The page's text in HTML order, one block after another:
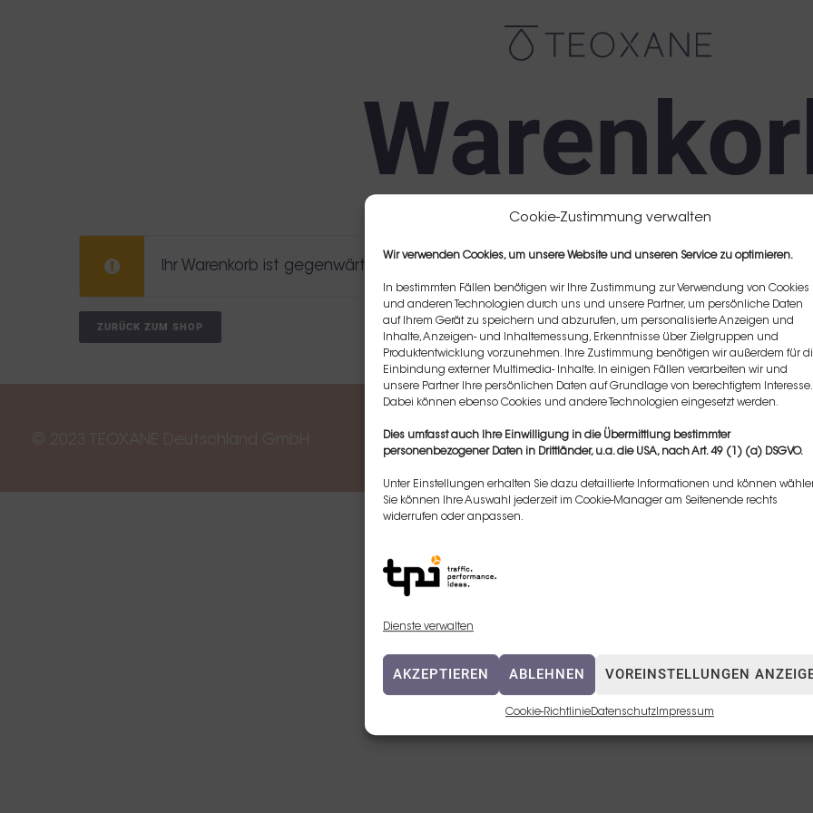
Cookie-Zustimmung verwalten
Wir verwenden Cookies, um unsere Website und unseren Service zu optimieren.
In bestimmten Fällen benötigen wir Ihre Zustimmung zur Verwendung von Cookies
und anderen Technologien durch uns und unsere Partner, um persönliche Daten
auf Ihrem Gerät zu speichern und abzurufen, um personalisierte Anzeigen und
Inhalte, Anzeigen- und Inhaltemessung, Erkenntnisse über Zielgruppen und
Produktentwicklung vorzunehmen. Ihre Zustimmung benötigen wir außerdem für
Einbindung externer Multimedia- Inhalte. In einigen Fällen verarbeiten wir und
unsere Partner Ihre persönlichen Daten auf Grundlage von berechtigtem Interesse.
Dabei können ebenso Cookies und andere Technologien eingesetzt werden.
Dies umfasst auch Ihre Einwilligung in die Übermittlung bestimmter
personenbezogener Daten in Drittländer, u.a. die USA, nach Art. 49 (1) (a) DSGVO.
Unter Einstellungen erhalten Sie dazu detaillierte Informationen und können
Sie können Ihre Auswahl jederzeit im Cookie-Manager am Seitenende rechts
widerrufen oder anpassen.
Dienste verwalten
AKZEPTIEREN ABLEHNEN VOREINSTELLUNGEN
Cookie-RichtlinieDatenschutz Impressum
Ihr Warenkorb ist gegenwärtig leer.
ZURÜCK ZUM SHOP